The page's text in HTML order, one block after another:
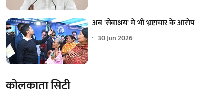
अब 'सेवाश्रय' में भी भ्रष्टाचार के आरोप
30 Jun 2026
कोलकाता सिटी